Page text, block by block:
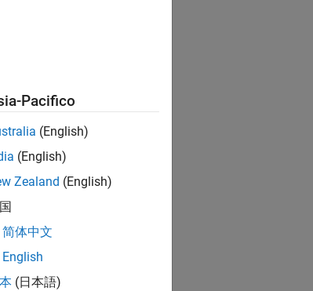
Pacifico
(English)
(English)
Zealand (English)
简体中文
English
(日本語)